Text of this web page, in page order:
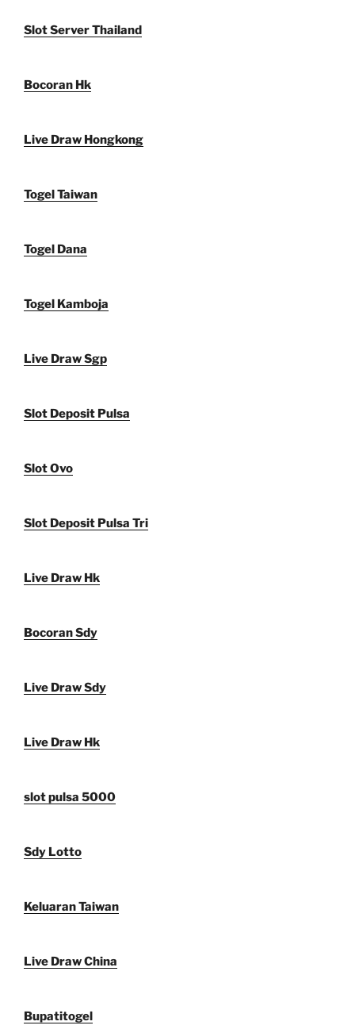
Slot Server Thailand
Bocoran Hk
Live Draw Hongkong
Togel Taiwan
Togel Dana
Togel Kamboja
Live Draw Sgp
Slot Deposit Pulsa
Slot Ovo
Slot Deposit Pulsa Tri
Live Draw Hk
Bocoran Sdy
Live Draw Sdy
Live Draw Hk
slot pulsa 5000
Sdy Lotto
Keluaran Taiwan
Live Draw China
Bupatitogel